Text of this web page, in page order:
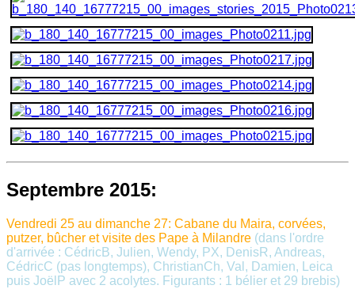
Septembre 2015:
Vendredi 25 au dimanche 27: Cabane du Maira, corvées,
putzer, bûcher et visite des Pape à Milandre (dans l'ordre
d'arrivée : CédricB, Julien, Wendy, PX, DenisR, Andreas,
CédricC (pas longtemps), ChristianCh, Val, Damien, Leica
puis JoëlP avec 2 acolytes. Figurants : 1 bélier et 29 brebis)